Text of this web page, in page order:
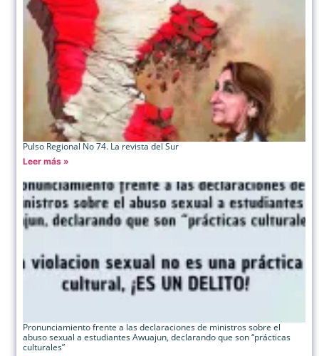
Pulso Regional No 74. La revista del Sur
Leer más »
Pronunciamiento frente a las declaraciones de ministros sobre el
abuso sexual a estudiantes Awuajun, declarando que son “prácticas
culturales”